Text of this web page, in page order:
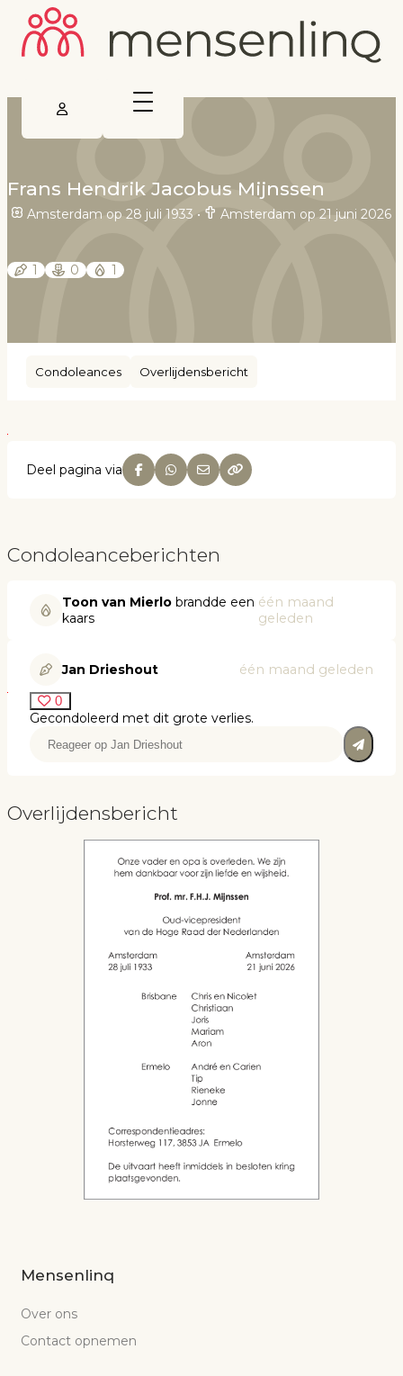
Frans Hendrik Jacobus Mijnssen
Amsterdam op 28 juli 1933 • Amsterdam op 21 juni 2026
1 0 1
Condoleances Overlijdensbericht
Deel pagina via
Condoleanceberichten
Toon van Mierlo brandde een
kaars
één maand
geleden
Jan Drieshout één maand geleden
0
Gecondoleerd met dit grote verlies.
Overlijdensbericht
Mensenlinq
Over ons
Contact opnemen